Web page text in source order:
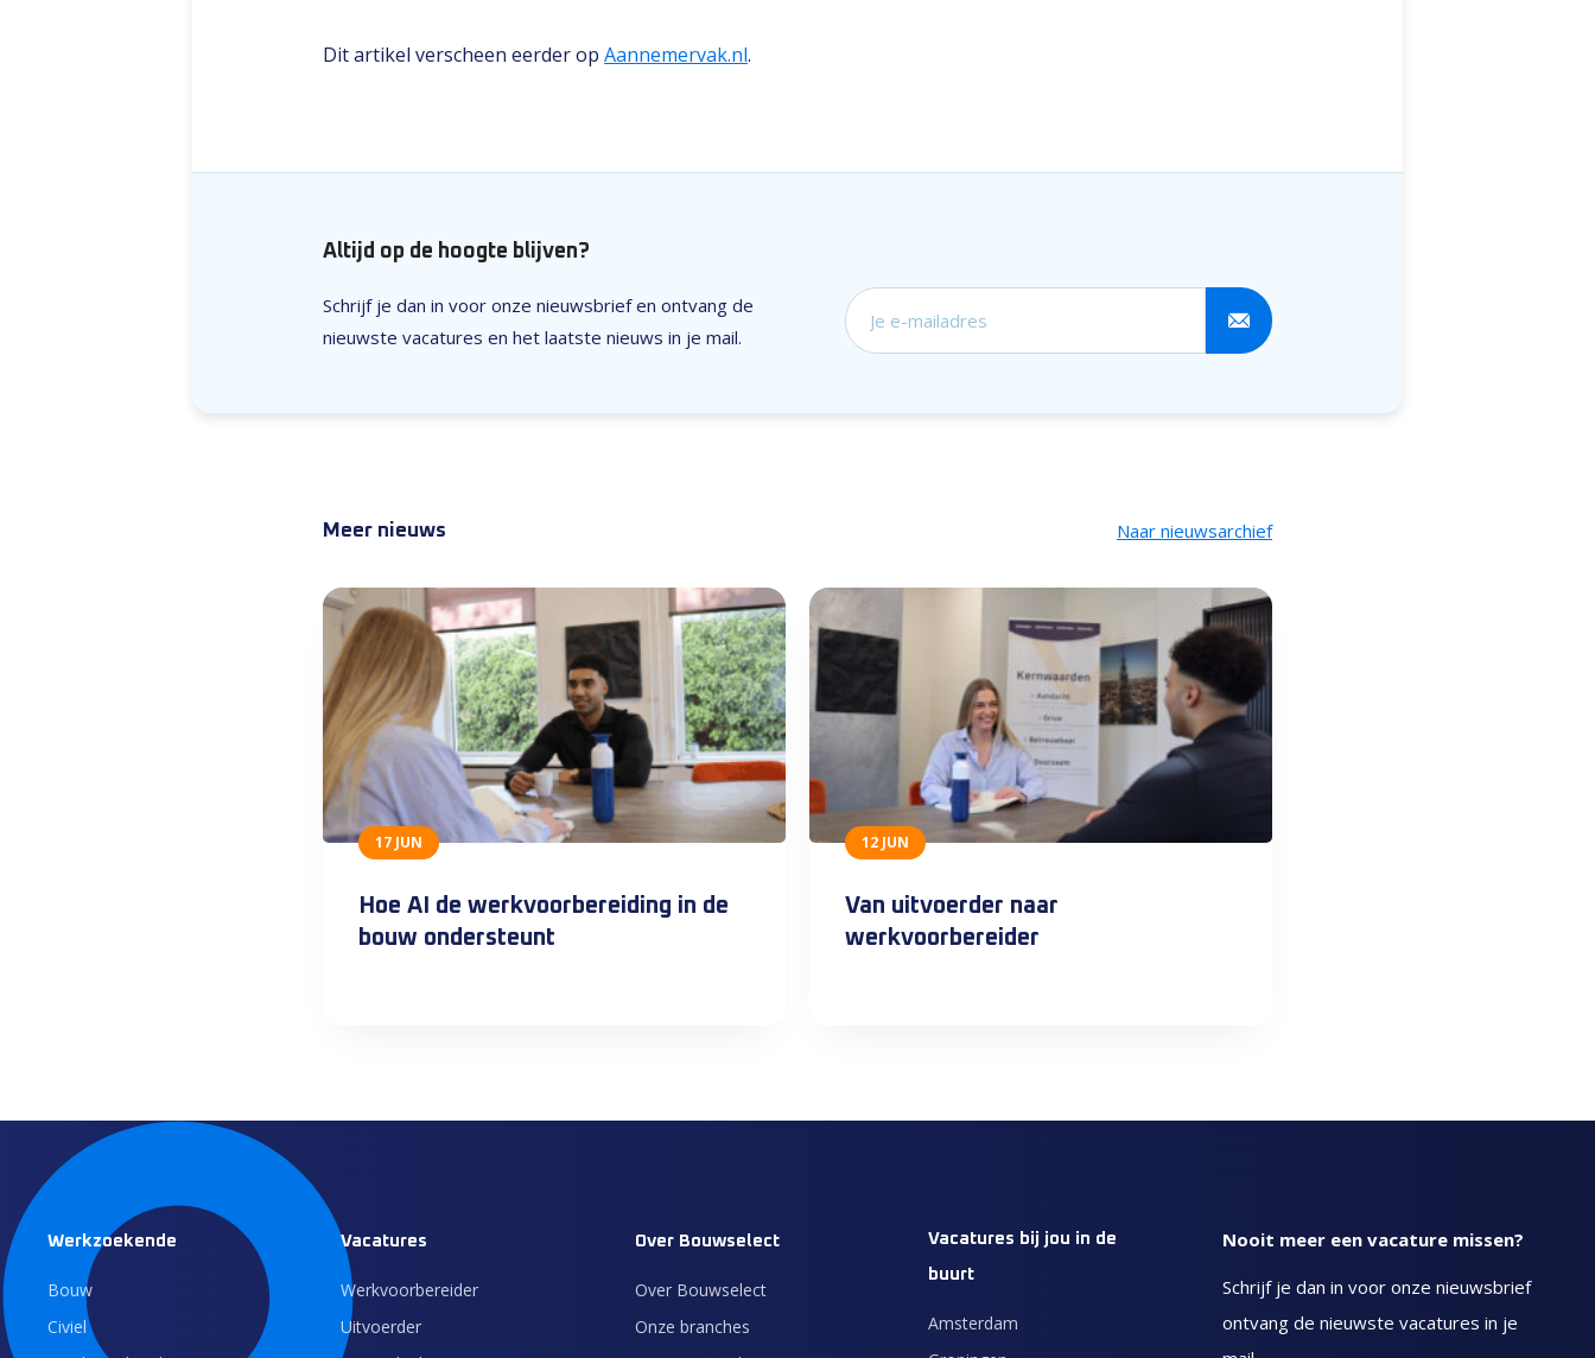
Dit artikel verscheen eerder op Aannemervak.nl.
Altijd op de hoogte blijven?
Schrijf je dan in voor onze nieuwsbrief en ontvang de
nieuwste vacatures en het laatste nieuws in je mail.
Schrijf je in voor onze nieuwsbrief
Meer nieuws Naar nieuwsarchief
17 JUN
Hoe AI de werkvoorbereiding in de
bouw ondersteunt
12 JUN
Van uitvoerder naar
werkvoorbereider
Werkzoekende
Bouw
Civiel
Vacatures
Werkvoorbereider
Uitvoerder
Over Bouwselect
Over Bouwselect
Onze branches
Vacatures bij jou in de
buurt
Amsterdam
Nooit meer een vacature missen?
Schrijf je dan in voor onze nieuwsbrief
ontvang de nieuwste vacatures in je